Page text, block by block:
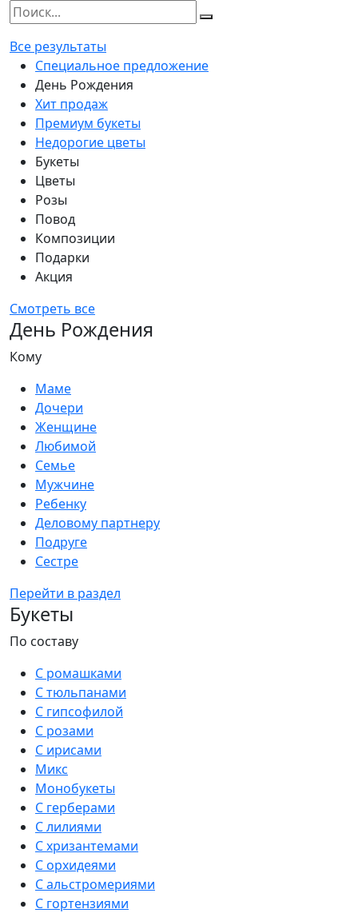
Все результаты
Специальное предложение
День Рождения
Хит продаж
Премиум букеты
Недорогие цветы
Букеты
Цветы
Розы
Повод
Композиции
Подарки
Акция
Смотреть все
День Рождения
Кому
Маме
Дочери
Женщине
Любимой
Семье
Мужчине
Ребенку
Деловому партнеру
Подруге
Сестре
Перейти в раздел
Букеты
По составу
С ромашками
С тюльпанами
С гипсофилой
С розами
С ирисами
Микс
Монобукеты
С герберами
С лилиями
С хризантемами
С орхидеями
С альстромериями
С гортензиями